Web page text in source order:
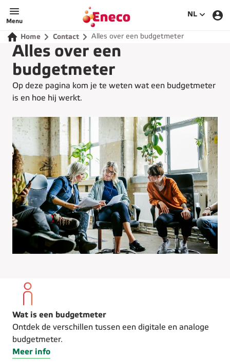
Menu
NL
Home Contact Alles over een budgetmeter
Alles over een
budgetmeter
Op deze pagina kom je te weten wat een budgetmeter
is en hoe hij werkt.
Wat is een budgetmeter
Ontdek de verschillen tussen een digitale en analoge
budgetmeter.
Meer info